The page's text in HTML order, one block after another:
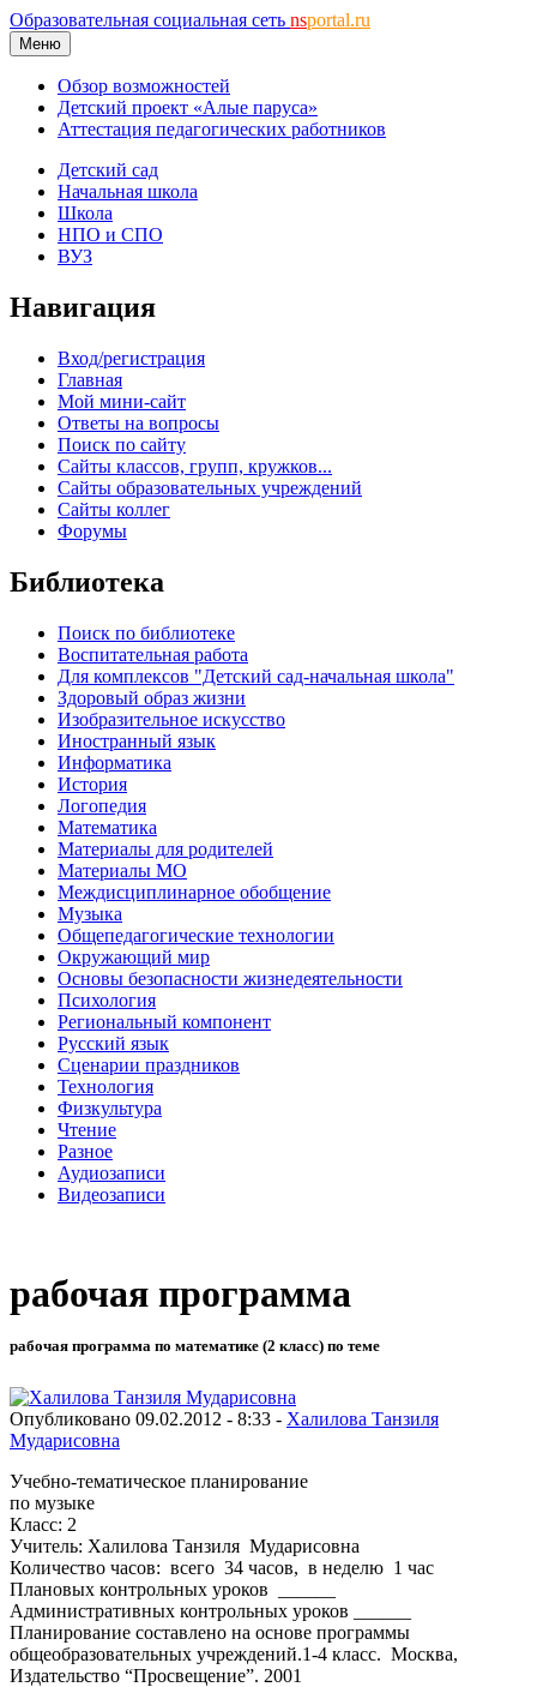
Образовательная социальная сеть nsportal.ru
Меню
Обзор возможностей
Детский проект «Алые паруса»
Аттестация педагогических работников
Детский сад
Начальная школа
Школа
НПО и СПО
ВУЗ
Навигация
Вход/регистрация
Главная
Мой мини-сайт
Ответы на вопросы
Поиск по сайту
Сайты классов, групп, кружков...
Сайты образовательных учреждений
Сайты коллег
Форумы
Библиотека
Поиск по библиотеке
Воспитательная работа
Для комплексов "Детский сад-начальная школа"
Здоровый образ жизни
Изобразительное искусство
Иностранный язык
Информатика
История
Логопедия
Математика
Материалы для родителей
Материалы МО
Междисциплинарное обобщение
Музыка
Общепедагогические технологии
Окружающий мир
Основы безопасности жизнедеятельности
Психология
Региональный компонент
Русский язык
Сценарии праздников
Технология
Физкультура
Чтение
Разное
Аудиозаписи
Видеозаписи
рабочая программа
рабочая программа по математике (2 класс) по теме
Опубликовано 09.02.2012 - 8:33 - Халилова Танзиля
Мударисовна
Учебно-тематическое планирование
по музыке
Класс: 2
Учитель: Халилова Танзиля Мударисовна
Количество часов: всего 34 часов, в неделю 1 час
Плановых контрольных уроков ______
Административных контрольных уроков ______
Планирование составлено на основе программы
общеобразовательных учреждений.1-4 класс. Москва,
Издательство “Просвещение”. 2001